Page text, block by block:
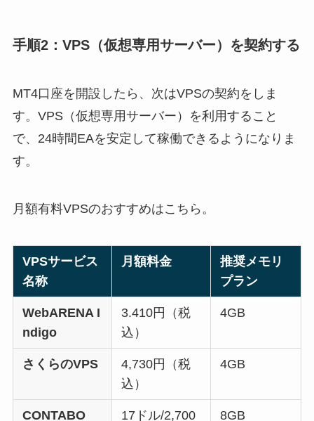
手順2：VPS（仮想専用サーバー）を契約する
MT4口座を開設したら、次はVPSの契約をしま
す。VPS（仮想専用サーバー）を利用すること
で、24時間EAを安定して稼働できるようになりま
す。
月額有料VPSのおすすめはこちら。
VPSサービス
名称
月額料金
推奨メモリ
プラン
WebARENA I
ndigo
3.410円（税
込）
4GB
さくらのVPS
4,730円（税
込）
4GB
CONTABO 17ドル/2,700 8GB